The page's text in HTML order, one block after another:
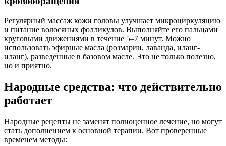
Регулярный массаж кожи головы улучшает микроциркуляцию
и питание волосяных фолликулов. Выполняйте его пальцами
круговыми движениями в течение 5–7 минут. Можно
использовать эфирные масла (розмарин, лаванда, иланг-
иланг), разведенные в базовом масле. Это не только полезно,
но и приятно.
Народные средства: что действительно
работает
Народные рецепты не заменят полноценное лечение, но могут
стать дополнением к основной терапии. Вот проверенные
временем методы: